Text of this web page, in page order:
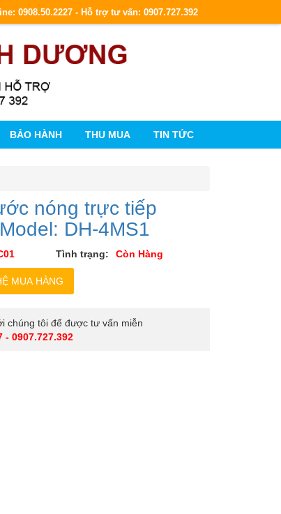
0908.50.2227 - Hỗ trợ tư vấn: 0907.727.392
BẢO HÀNH THU MUA TIN TỨC
nóng trực tiếp
DH-4MS1
Tình trạng: Còn Hàng
chúng tôi để được tư vấn miễn
- 0907.727.392